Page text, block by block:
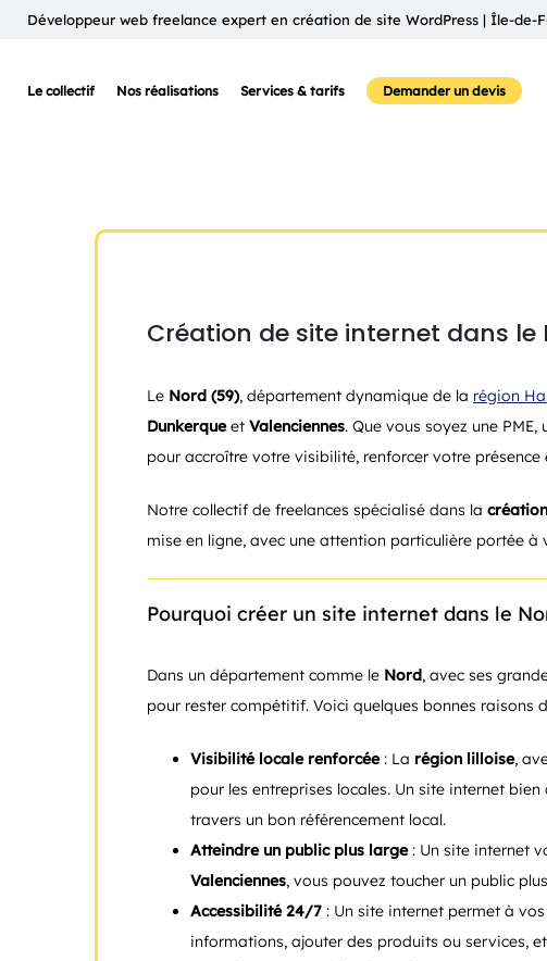
Développeur web freelance expert en création de site WordPress | Île-de-
Le collectif Nos réalisations Services & tarifs Demander un devis
Création de site internet dans le
Le Nord (59), département dynamique de la région
Dunkerqueet Valenciennes. Que vous soyez une
pour accroître votre visibilité, renforcer votre
Notre collectif de freelances spécialisé dans la
mise en ligne, avec une attention particulière portée
Pourquoi créer un site internet dans le
Dans un département comme le Nord, avec ses
pour rester compétitif. Voici quelques bonnes raisons
Visibilité locale renforcée: La région lilloise,
pour les entreprises locales. Un site internet
travers un bon référencement local.
Atteindre un public plus large: Un site internet
Valenciennes, vous pouvez toucher un public
Accessibilité 24/7 : Un site internet permet à
informations, ajouter des produits ou services,